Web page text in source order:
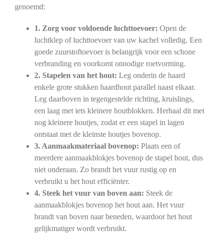
genoemd:
1. Zorg voor voldoende luchttoevoer: Open de
luchtklep of luchttoevoer van uw kachel volledig. Een
goede zuurstoftoevoer is belangrijk voor een schone
verbranding en voorkomt onnodige roetvorming.
2. Stapelen van het hout: Leg onderin de haard
enkele grote stukken haardhout parallel naast elkaar.
Leg daarboven in tegengestelde richting, kruislings,
een laag met iets kleinere houtblokken. Herhaal dit met
nog kleinere houtjes, zodat er een stapel in lagen
ontstaat met de kleinste houtjes bovenop.
3. Aanmaakmateriaal bovenop: Plaats een of
meerdere aanmaakblokjes bovenop de stapel hout, dus
niet onderaan. Zo brandt het vuur rustig op en
verbruikt u het hout efficiënter.
4. Steek het vuur van boven aan: Steek de
aanmaakblokjes bovenop het hout aan. Het vuur
brandt van boven naar beneden, waardoor het hout
gelijkmatiger wordt verbruikt.